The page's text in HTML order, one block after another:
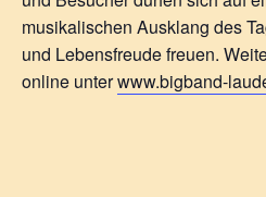
musikalischen Ausklang des
und Lebensfreude freuen.
online unterwww.bigband-